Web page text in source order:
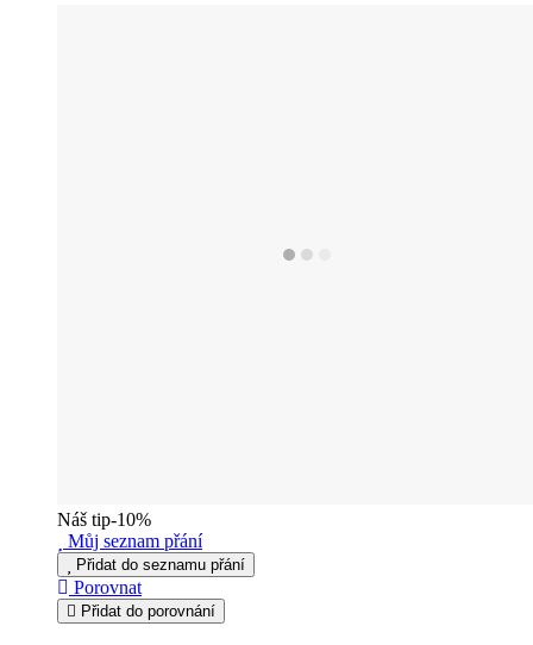
Náš tip-10%
Můj seznam přání
Přidat do seznamu přání
Porovnat
Přidat do porovnání